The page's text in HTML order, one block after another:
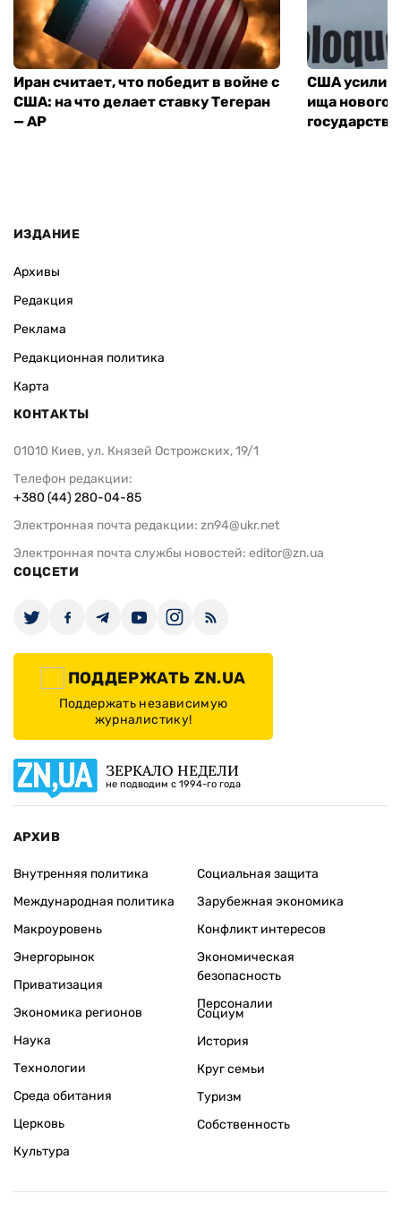
Иран считает, что победит в войне с
США: на что делает ставку Тегеран
— AP
США
ища нового
ИЗДАНИЕ
Архивы
Редакция
Реклама
Редакционная политика
Карта
КОНТАКТЫ
01010 Киев, ул. Князей Острожских, 19/1
Телефон редакции:
+380 (44) 280-04-85
Электронная почта редакции: zn94@ukr.net
Электронная почта службы новостей: editor@zn.ua
СОЦСЕТИ
ПОДДЕРЖАТЬ ZN.UA
Поддержать независимую
журналистику!
ЗЕРКАЛО НЕДЕЛИ
не подводим с 1994-го года
АРХИВ
Внутренняя политика
Международная политика
Макроуровень
Энергорынок
Приватизация
Экономика регионов
Социальная защита
Зарубежная экономика
Конфликт интересов
Экономическая
безопасность
Персоналии
Наука
Технологии
Среда обитания
Церковь
Культура
Социум
История
Круг семьи
Туризм
Собственность